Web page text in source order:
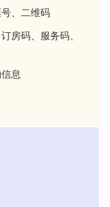
、二维码
房码、服务码、
息